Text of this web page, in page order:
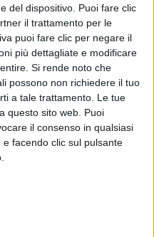
del dispositivo. Puoi fare clic
il trattamento per le
puoi fare clic per negare il
più dettagliate e modificare
Si rende noto che
possono non richiedere il tuo
a tale trattamento. Le tue
questo sito web. Puoi
il consenso in qualsiasi
facendo clic sul pulsante
& Amoroso) e
200mila copie
le canzoni di Ermal